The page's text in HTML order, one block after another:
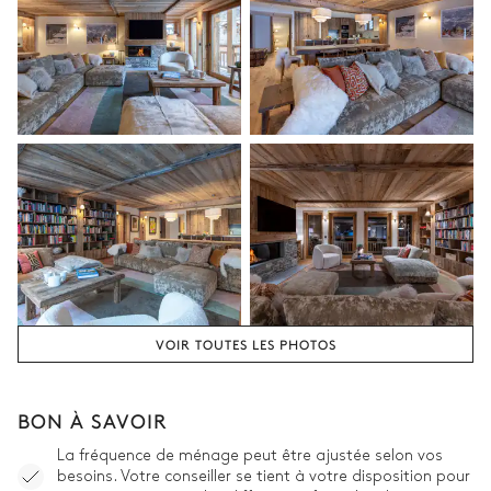
Vasque simple
Baignoire
Douche
WC
Chambre 2 - Sache
Lit double inséparable
180x200
Balcon
TV
Salle de bain Chambre 2
Attenante
VOIR TOUTES LES PHOTOS
BON À SAVOIR
La fréquence de ménage peut être ajustée selon vos
besoins. Votre conseiller se tient à votre disposition pour